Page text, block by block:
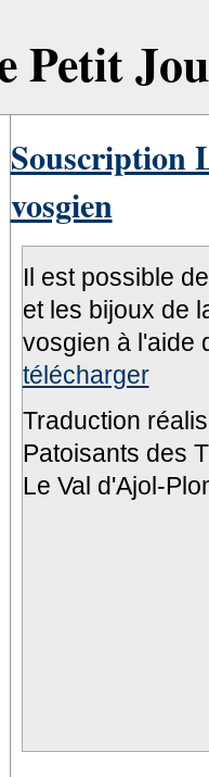
Petit
Souscription
vosgien
Il est possible
et les bijoux de
vosgien à l'aide
télécharger
Traduction
Patoisants des
Le Val d'Ajol-